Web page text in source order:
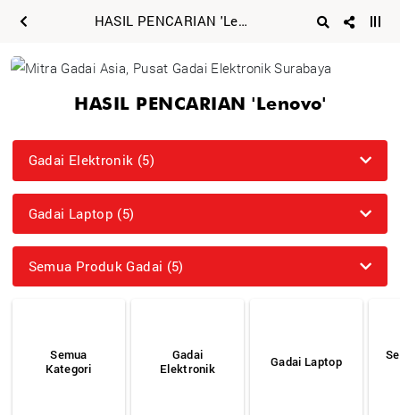
HASIL PENCARIAN 'Lenovo'
HASIL PENCARIAN 'Lenovo'
Gadai Elektronik (5)
Gadai Laptop (5)
Semua Produk Gadai (5)
Semua
Kategori
Gadai
Elektronik
Gadai Laptop